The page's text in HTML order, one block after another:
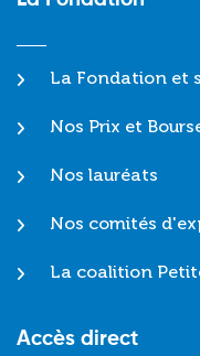
La Fondation et
Nos Prix et
Nos lauréats
Nos comités
La coalition
Accès direct